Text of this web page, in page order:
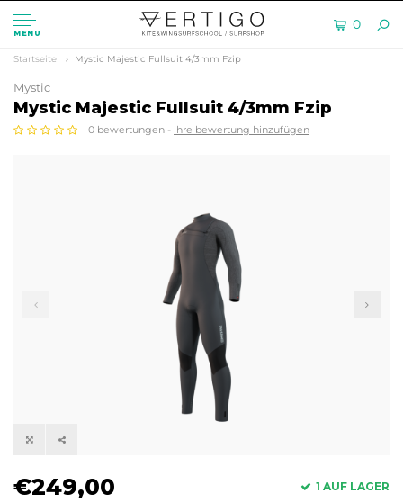
MENU
0
Startseite Mystic Majestic Fullsuit 4/3mm Fzip
Mystic
Mystic Majestic Fullsuit 4/3mm Fzip
0 bewertungen - ihre bewertung hinzufügen
€249,00 1 AUF LAGER